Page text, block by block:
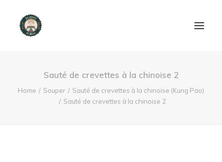
ACCUEIL
PRODUITS ET SERVICES
Sauté de crevettes à la chinoise 2
Home Souper
Sauté de crevettes à la chinoise (Kung Pao)
Sauté de crevettes à la chinoise 2